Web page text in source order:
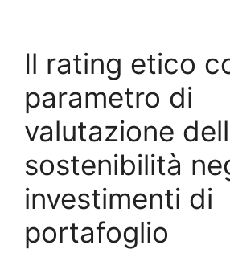
Il rating etico
parametro di
valutazione
sostenibilità
investimenti di
portafoglio